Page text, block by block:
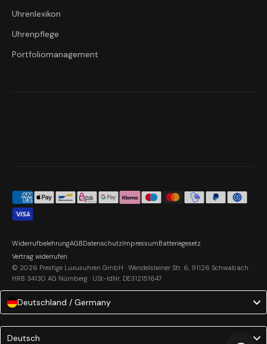
Uhrenlexikon
Uhrenpflege
Portfoliomanagement
© 2026 Prestige Luxusuhren GmbH · Wendelsteiner Str. 6, 91126 Schwabach ·
HRB 34130 AG Nürnberg · USt-IdNr. DE312151647
WiderrufbelehrungAGBDatenschutzImpressumBatteriegesetz
Vertrag widerrufen
Deutschland / Germany
Language
Deutsch